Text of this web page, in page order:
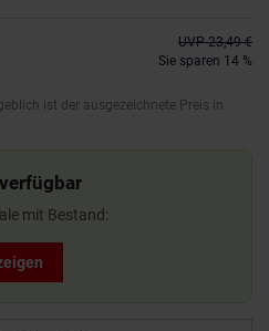
UVP 23,49 €
Sie sparen 14 %
ist der ausgezeichnete Preis in
mit Bestand: